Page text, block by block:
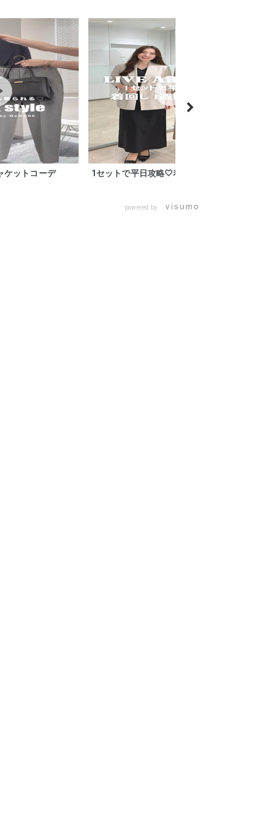
ケットコーデ 1セットで平日攻略🤍着回し1週間コーデ
powered by